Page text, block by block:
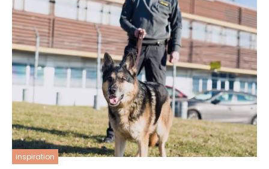
inspiration